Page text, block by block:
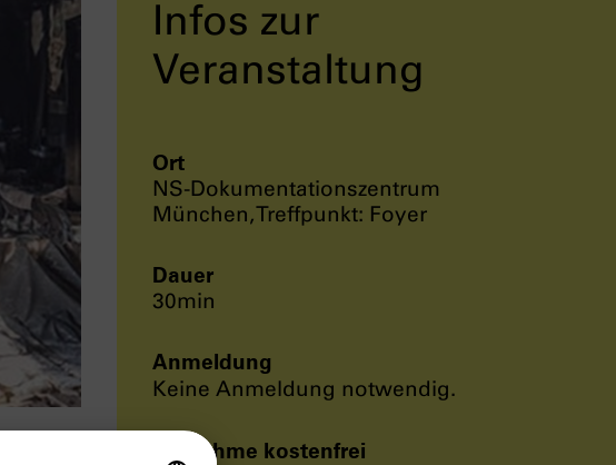
Infos zur
Veranstaltung
Ort
NS-Dokumentationszentrum
München, Treffpunkt: Foyer
Dauer
30min
Anmeldung
Keine Anmeldung notwendig.
Teilnahme kostenfrei